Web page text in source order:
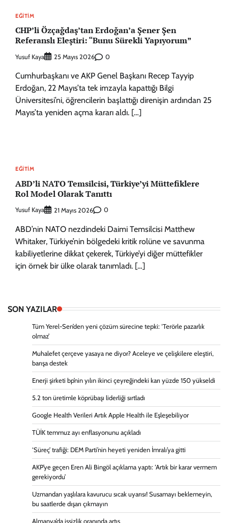
EĞITIM
CHP’li Özçağdaş’tan Erdoğan’a Şener Şen
Referanslı Eleştiri: “Bunu Sürekli Yapıyorum”
Yusuf Kaya 25 Mayıs 2026 0
Cumhurbaşkanı ve AKP Genel Başkanı Recep Tayyip
Erdoğan, 22 Mayıs’ta tek imzayla kapattığı Bilgi
Üniversitesi’ni, öğrencilerin başlattığı direnişin ardından 25
Mayıs’ta yeniden açma kararı aldı. […]
EĞITIM
ABD’li NATO Temsilcisi, Türkiye’yi Müttefiklere
Rol Model Olarak Tanıttı
Yusuf Kaya 21 Mayıs 2026 0
ABD’nin NATO nezdindeki Daimi Temsilcisi Matthew
Whitaker, Türkiye’nin bölgedeki kritik rolüne ve savunma
kabiliyetlerine dikkat çekerek, Türkiye’yi diğer müttefikler
için örnek bir ülke olarak tanımladı. […]
SON YAZILAR
Tüm Yerel-Sen’den yeni çözüm sürecine tepki: ‘Terörle pazarlık
olmaz’
Muhalefet çerçeve yasaya ne diyor? Aceleye ve çelişkilere eleştiri,
barışa destek
Enerji şirketi bp’nin yılın ikinci çeyreğindeki karı yüzde 150 yükseldi
5.2 ton üretimle köprübaşı liderliği sırtladı
Google Health Verileri Artık Apple Health ile Eşleşebiliyor
TÜİK temmuz ayı enflasyonunu açıkladı
‘Süreç’ trafiği: DEM Parti’nin heyeti yeniden İmralı’ya gitti
AKP’ye geçen Eren Ali Bingöl açıklama yaptı: ‘Artık bir karar vermem
gerekiyordu’
Uzmandan yaşlılara kavurucu sıcak uyarısı! Susamayı beklemeyin,
bu saatlerde dışarı çıkmayın
Almanya’da işsizlik oranında artış